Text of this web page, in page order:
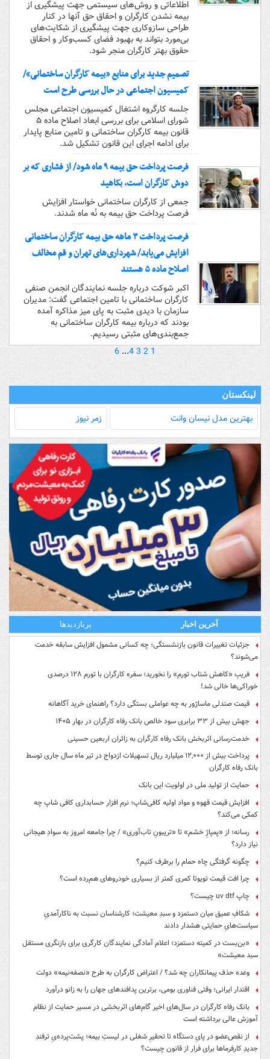
اطلاعاتی و روش‌های سیستمی جهت پیشگیری از
بیمه نشدن کارگران و احقاق حق آنها در کنار
طراحی سازوکاری جهت پیشگیری از شکایت‌های
بی‌مورد بتواند به بهبود فضای کسب‌وکار و احقاق
حقوق بهتر کارگران منجر شود.
تصمیم جدید برای منابع «بیمه کارگران ساختمانی»/
کمیسیون اجتماعی در حال بررسی طرح است
جلسه کارگروه اشتغال کمیسیون اجتماعی مجلس
شورای اسلامی برای بررسی ابعاد اصلاح ماده ۵
قانون بیمه کارگران ساختمانی و تامین منابع پایدار
برای ادامه اجرای این قانون تشکیل شد.
فرصت پرداخت حق بیمه ۹ ماه شود/ از فشاری که بر
دوش کارگران است، بکاهید
جمعی از کارگران ساختمانی خواستار افزایش
فرصت پرداخت حق بیمه به نُه ماه شدند.
فرصت پرداخت ۳ ماهه حق بیمه کارگران ساختمانی
افزایش می‌یابد/ شهرداری‌های تهران و قم مخالف
اصلاح ماده ۵ هستند
اکبر شوکت درباره جلسه نمایندگان انجمن صنفی
کارگران ساختمانی با تامین اجتماعی گفت: مدیران
سازمان با دیدی مثبت به پای میز مذاکره آمده
بودند که درباره بیمه کارگران ساختمانی به
جمع‌بندی‌های مثبتی رسیدیم.
1
2
3
4
...
6
لینکستان
بهترین مدل‌ نیسان وانت زمر نیوز
آخرین اخبار پربازدیدها
جزئیات تغییرات قانون بازنشستگی؛ چه کسانی مشمول افزایش سابقه خدمت
می‌شوند؟
فریبِ «کاهش شتاب تورم» را نخورید؛ سفره کارگران با تورم ۱۲۸ درصدی
خوراکی‌ها خالی شد!
قیمت صندلی ماساژور به چه عواملی بستگی دارد؟ راهنمای خرید آگاهانه
جهش بیش از ۳۳ برابری سود خالص بانک رفاه کارگران در بهار ۱۴۰۵
خدمت‌رسانی اثربخش بانک رفاه کارگران به زائران اربعین حسینی
پرداخت بیش از ۱۲,۰۰۰ میلیارد ریال تسهیلات ازدواج در تیر ماه سال جاری توسط
بانک رفاه کارگران
حمایت از تولید ملی در اولویت این بانک
افزایش قیمت قهوه و مواد اولیه کافی‌شاپ؛ نرم افزار حسابداری کافی شاپ چه
کمکی می‌کند؟
رسانه؛ از «پمپاژِ خشم» تا «تریبونِ تاب‌آوری» / چرا جامعه امروز به سوادِ هیجانی
نیاز دارد؟
چگونه گرفتگی چاه حمام را برطرف کنیم؟
چرا افت قیمت تویوتا کمری کمتر از بسیاری خودروهای هم‌رده است؟
چاپ uv dtf چیست؟
شکافِ عمیق میان دستمزد و سبدِ معیشت؛ کارشناسان نسبت به ناکارآمدیِ
سیاست‌هایِ حمایتی هشدار دادند
«بن‌بست در کمیته دستمزد؛ اعلام آمادگی نمایندگان کارگری برای بازنگری مستقل
سبد معیشت»
وعده حذف پیمانکاران چه شد؟ / اعتراض کارگران به طرح «نصفه‌نیمه» دولت
اقتدار ایرانی؛ وقتی فناوری بومی، برترین پدافندهای جهان را به زانو درآورد
بانک رفاه کارگران در سال‌های اخیر گام‌های اثربخشی در مسیر حمایت از نظام
آموزش عالی برداشته است
از نقص‌عضو در پایِ دستگاه تا تحقیرِ شغلی در لیستِ بیمه؛ پشت‌پرده‌یِ ترفندِ
جدیدِ کارفرماها برای فرار از قانون چیست؟